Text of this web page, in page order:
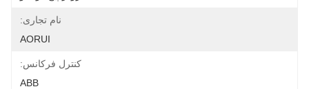
نام تجاری:
AORUI
کنترل فرکانس:
ABB